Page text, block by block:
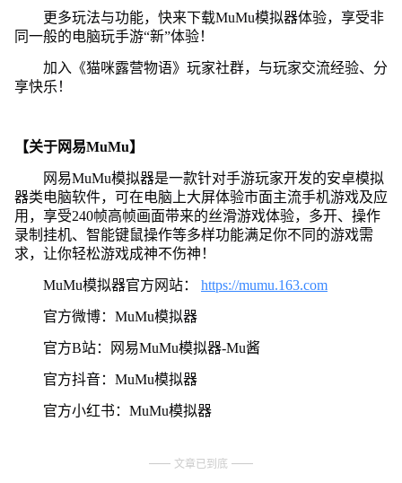
更多玩法与功能，快来下载MuMu模拟器体验，享受非
同一般的电脑玩手游“新”体验！
加入《猫咪露营物语》玩家社群，与玩家交流经验、分
享快乐！
【关于网易MuMu】
网易MuMu模拟器是一款针对手游玩家开发的安卓模拟
器类电脑软件，可在电脑上大屏体验市面主流手机游戏及应
用，享受240帧高帧画面带来的丝滑游戏体验，多开、操作
录制挂机、智能键鼠操作等多样功能满足你不同的游戏需
求，让你轻松游戏成神不伤神！
MuMu模拟器官方网站： https://mumu.163.com
官方微博：MuMu模拟器
官方B站：网易MuMu模拟器-Mu酱
官方抖音：MuMu模拟器
官方小红书：MuMu模拟器
文章已到底